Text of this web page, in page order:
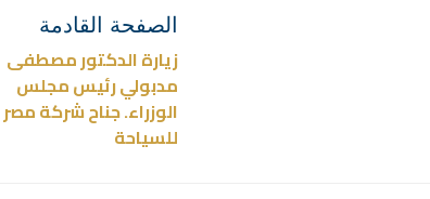
الصفحة القادمة
زيارة الدكتور مصطفى
مدبولي رئيس مجلس
الوزراء. جناح شركة مصر
للسياحة